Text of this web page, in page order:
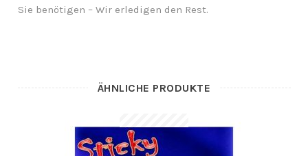
Sie benötigen – Wir erledigen den Rest.
ÄHNLICHE PRODUKTE